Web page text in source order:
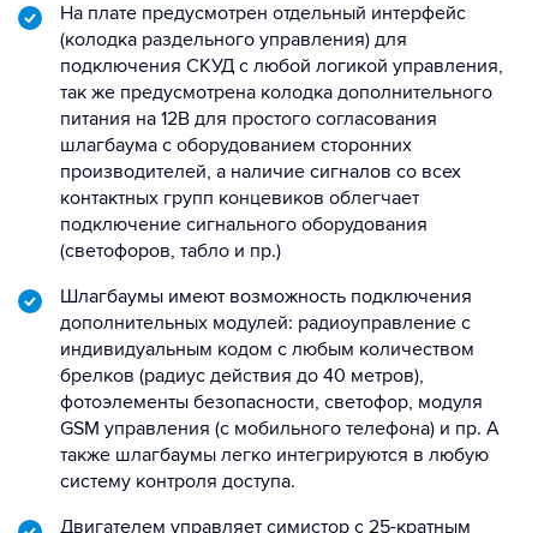
На плате предусмотрен отдельный интерфейс
(колодка раздельного управления) для
подключения СКУД с любой логикой управления,
так же предусмотрена колодка дополнительного
питания на 12В для простого согласования
шлагбаума с оборудованием сторонних
производителей, а наличие сигналов со всех
контактных групп концевиков облегчает
подключение сигнального оборудования
(светофоров, табло и пр.)
Шлагбаумы имеют возможность подключения
дополнительных модулей: радиоуправление с
индивидуальным кодом с любым количеством
брелков (радиус действия до 40 метров),
фотоэлементы безопасности, светофор, модуля
GSM управления (с мобильного телефона) и пр. А
также шлагбаумы легко интегрируются в любую
систему контроля доступа.
Двигателем управляет симистор с 25-кратным